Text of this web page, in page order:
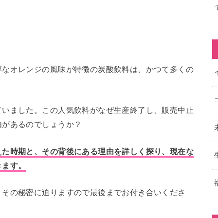
オレンジの風味が特徴の炭酸飲料は、かつて多くの
ました。この人気飲料がなぜ生産終了し、販売中止
あるのでしょうか？
時期と、その背後にある理由を詳しく探り、現在な
す。
の秘密に迫りますので最後までお付き合いくださ